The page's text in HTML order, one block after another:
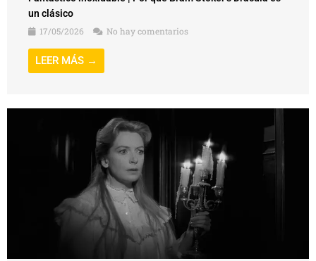
un clásico
17/05/2026
No hay comentarios
LEER MÁS →